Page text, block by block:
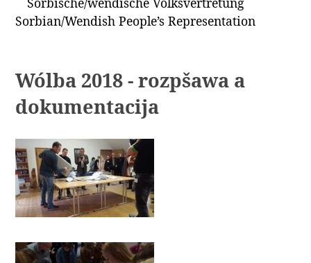
HUBĚRKI
Sorbian/Wendish People’s Representation
Wólba 2018 - rozpšawa a
dokumentacija